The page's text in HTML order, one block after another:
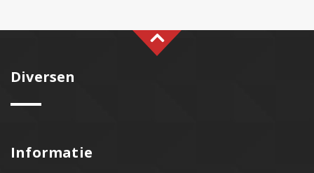
Diversen
Informatie